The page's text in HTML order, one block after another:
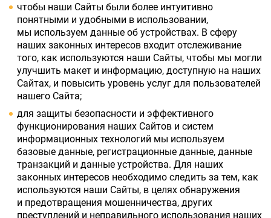
чтобы наши Сайты были более интуитивно
понятными и удобными в использовании,
мы используем данные об устройствах. В сферу
наших законных интересов входит отслеживание
того, как используются наши Сайты, чтобы мы могли
улучшить макет и информацию, доступную на наших
Сайтах, и повысить уровень услуг для пользователей
нашего Сайта;
для защиты безопасности и эффективного
функционирования наших Сайтов и систем
информационных технологий мы используем
базовые данные, регистрационные данные, данные
транзакций и данные устройства. Для наших
законных интересов необходимо следить за тем, как
используются наши Сайты, в целях обнаружения
и предотвращения мошенничества, других
преступлений и неправильного использования наших